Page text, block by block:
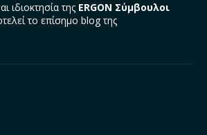
ιδιοκτησία της ERGON Σύμβουλοι
το επίσημο blog της